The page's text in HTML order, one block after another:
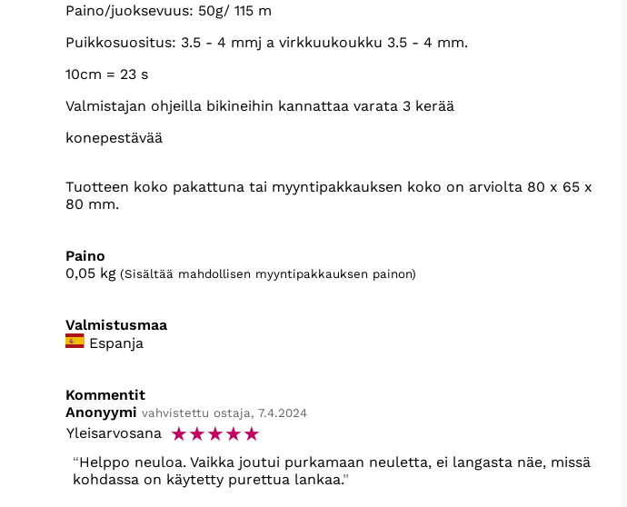
Paino/juoksevuus: 50g/ 115 m
Puikkosuositus: 3.5 - 4 mmj a virkkuukoukku 3.5 - 4 mm.
10cm = 23 s
Valmistajan ohjeilla bikineihin kannattaa varata 3 kerää
konepestävää
Tuotteen koko pakattuna tai myyntipakkauksen koko on arviolta 80 x 65 x
80 mm.
Paino
0,05 kg (Sisältää mahdollisen myyntipakkauksen painon)
Valmistusmaa
Espanja
Kommentit
Anonyymi vahvistettu ostaja, 7.4.2024
Yleisarvosana ☆☆☆☆☆
Helppo neuloa. Vaikka joutui purkamaan neuletta, ei langasta näe, missä
kohdassa on käytetty purettua lankaa.